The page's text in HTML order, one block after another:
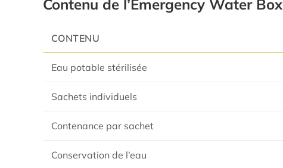
Contenu de l’Emergency Water Box
CONTENU
Eau potable stérilisée
Sachets individuels
Contenance par sachet
Conservation de l’eau